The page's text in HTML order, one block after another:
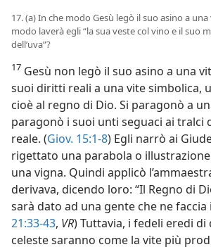
17. (a) In che modo Gesù legò il suo asino a
modo laverà egli “la sua veste col vino e il suo
dell’uva”?
17 Gesù non legò il suo asino a una
suoi diritti reali a una vite simbolica,
cioè al regno di Dio. Si paragonò a
paragonò i suoi unti seguaci ai tralci
reale. (Giov. 15:1-8) Egli narrò ai
rigettato una parabola o
una vigna. Quindi applicò
derivava, dicendo loro: “Il Regno di
sarà dato ad una gente che ne faccia
21:33-43, VR) Tuttavia, i fedeli eredi
celeste saranno come la vite più